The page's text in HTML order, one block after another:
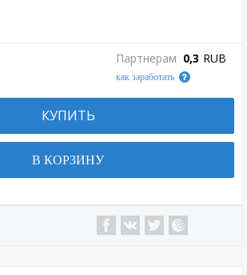
Партнерам 0,3 RUB
как заработать
КУПИТЬ
В КОРЗИНУ